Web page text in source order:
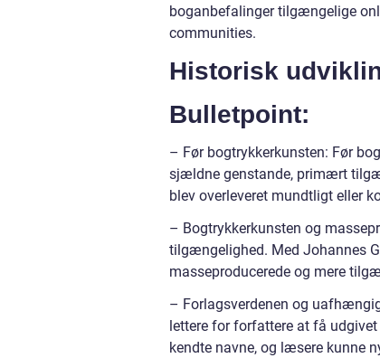
boganbefalinger tilgængelige
communities.
Historisk
Bulletpoint:
– Før bogtrykkerkunsten: Før
sjældne genstande, primært
blev overleveret mundtligt eller
– Bogtrykkerkunsten og
tilgængelighed. Med Johannes
masseproducerede og mere
– Forlagsverdenen og
lettere for forfattere at få
kendte navne, og læsere kunne